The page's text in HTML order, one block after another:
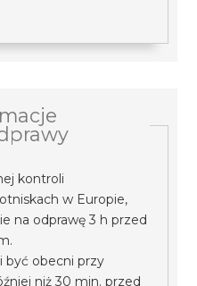
kontroli
w Europie,
na odprawę 3 h przed
być obecni przy
niż 30 min. przed